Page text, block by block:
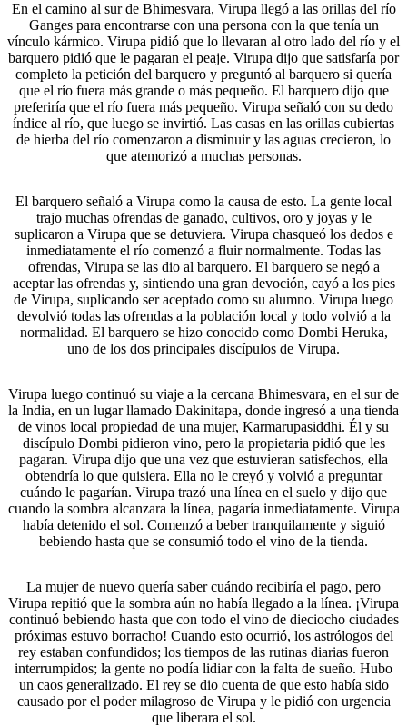
En el camino al sur de Bhimesvara, Virupa llegó a las orillas del río
Ganges para encontrarse con una persona con la que tenía un
vínculo kármico. Virupa pidió que lo llevaran al otro lado del río y el
barquero pidió que le pagaran el peaje. Virupa dijo que satisfaría por
completo la petición del barquero y preguntó al barquero si quería
que el río fuera más grande o más pequeño. El barquero dijo que
preferiría que el río fuera más pequeño. Virupa señaló con su dedo
índice al río, que luego se invirtió. Las casas en las orillas cubiertas
de hierba del río comenzaron a disminuir y las aguas crecieron, lo
que atemorizó a muchas personas.
El barquero señaló a Virupa como la causa de esto. La gente local
trajo muchas ofrendas de ganado, cultivos, oro y joyas y le
suplicaron a Virupa que se detuviera. Virupa chasqueó los dedos e
inmediatamente el río comenzó a fluir normalmente. Todas las
ofrendas, Virupa se las dio al barquero. El barquero se negó a
aceptar las ofrendas y, sintiendo una gran devoción, cayó a los pies
de Virupa, suplicando ser aceptado como su alumno. Virupa luego
devolvió todas las ofrendas a la población local y todo volvió a la
normalidad. El barquero se hizo conocido como Dombi Heruka,
uno de los dos principales discípulos de Virupa.
Virupa luego continuó su viaje a la cercana Bhimesvara, en el sur de
la India, en un lugar llamado Dakinitapa, donde ingresó a una tienda
de vinos local propiedad de una mujer, Karmarupasiddhi. Él y su
discípulo Dombi pidieron vino, pero la propietaria pidió que les
pagaran. Virupa dijo que una vez que estuvieran satisfechos, ella
obtendría lo que quisiera. Ella no le creyó y volvió a preguntar
cuándo le pagarían. Virupa trazó una línea en el suelo y dijo que
cuando la sombra alcanzara la línea, pagaría inmediatamente. Virupa
había detenido el sol. Comenzó a beber tranquilamente y siguió
bebiendo hasta que se consumió todo el vino de la tienda.
La mujer de nuevo quería saber cuándo recibiría el pago, pero
Virupa repitió que la sombra aún no había llegado a la línea. ¡Virupa
continuó bebiendo hasta que con todo el vino de dieciocho ciudades
próximas estuvo borracho! Cuando esto ocurrió, los astrólogos del
rey estaban confundidos; los tiempos de las rutinas diarias fueron
interrumpidos; la gente no podía lidiar con la falta de sueño. Hubo
un caos generalizado. El rey se dio cuenta de que esto había sido
causado por el poder milagroso de Virupa y le pidió con urgencia
que liberara el sol.